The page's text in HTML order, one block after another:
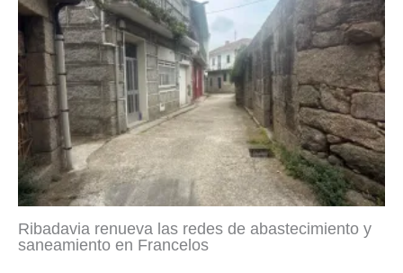
Ribadavia renueva las redes de abastecimiento y
saneamiento en Francelos